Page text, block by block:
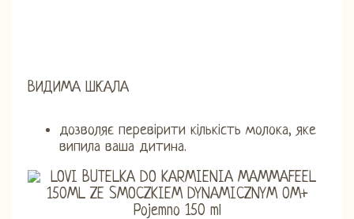
ВИДИМА ШКАЛА
дозволяє перевірити кількість молока, яке
випила ваша дитина.